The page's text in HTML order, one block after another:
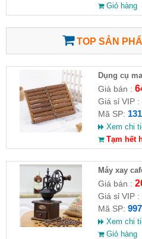
Giỏ hàng
TOP SẢN
Dụng cụ
Giá bán :
Giá sỉ VIP :
Mã SP:
Xem chi
Tạm hết
Máy xay
Giá bán :
Giá sỉ VIP :
Mã SP:
Xem chi
Giỏ hàng